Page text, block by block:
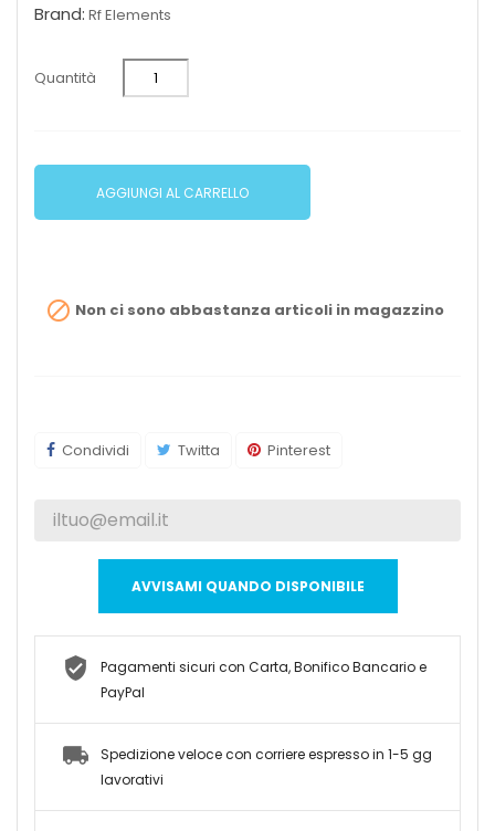
Brand: Rf Elements
Quantità
AGGIUNGI AL CARRELLO
 Non ci sono abbastanza articoli in magazzino
Condividi Twitta Pinterest
AVVISAMI QUANDO DISPONIBILE
Pagamenti sicuri con Carta, Bonifico Bancario e
PayPal
Spedizione veloce con corriere espresso in 1-5 gg
lavorativi